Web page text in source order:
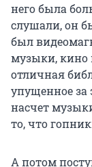
него была
слушали, он
был
музыки, кино
отличная
упущенное за
насчет
то, что
А потом